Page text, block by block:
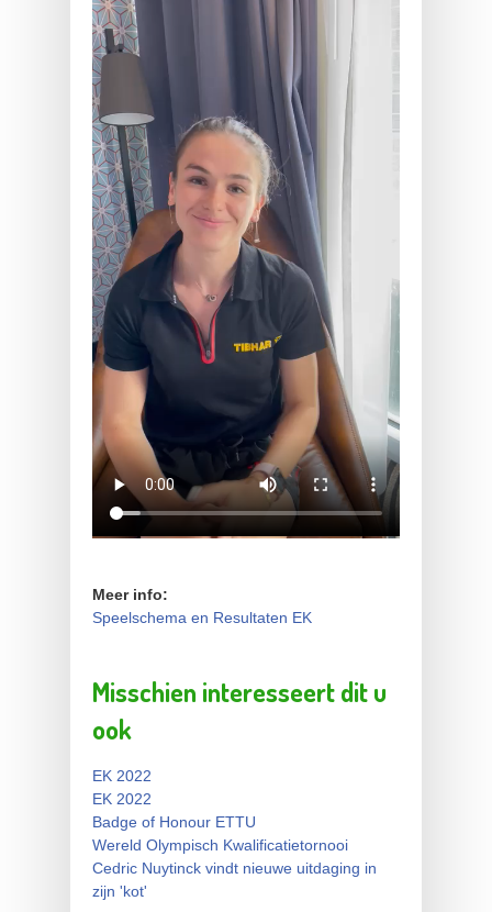
Meer info:
Speelschema en Resultaten EK
Misschien interesseert dit u
ook
EK 2022
EK 2022
Badge of Honour ETTU
Wereld Olympisch Kwalificatietornooi
Cedric Nuytinck vindt nieuwe uitdaging in
zijn 'kot'